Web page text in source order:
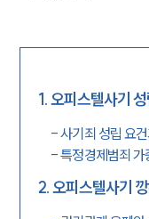
1.오피스텔사기
-사기죄 성립 요
-특정경제범죄 가
2.오피스텔사기